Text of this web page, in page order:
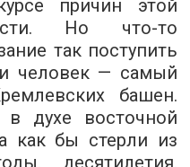
причин этой
Но что-то
так поступить
человек — самый
башен.
духе восточной
как бы стерли из
десятилетия,